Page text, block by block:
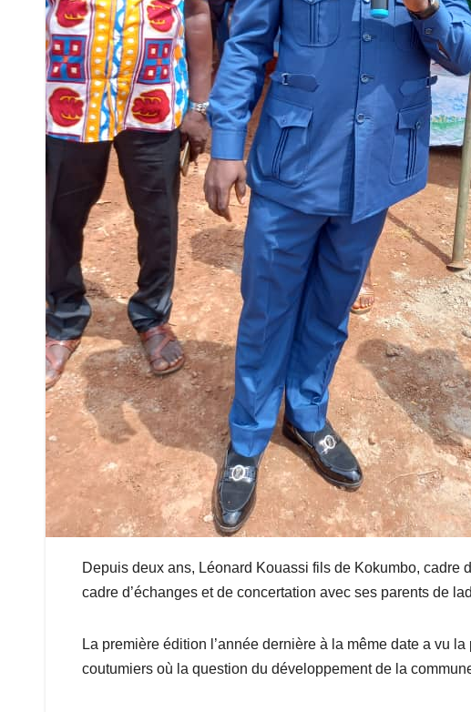
Depuis deux ans, Léonard Kouassi fils de Kokumbo,
cadre d’échanges et de concertation avec ses parents de
La première édition l’année dernière à la même date a vu
coutumiers où la question du développement de la